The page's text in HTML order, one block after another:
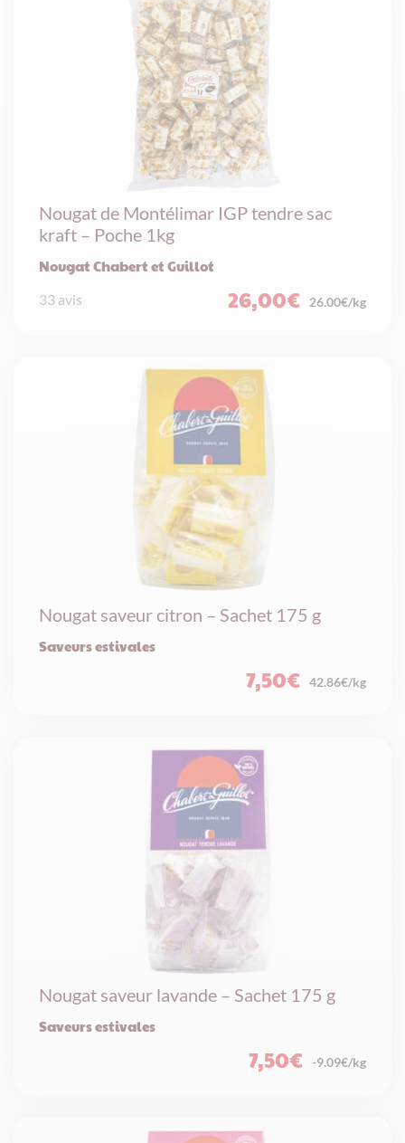
Nougat de Montélimar IGP tendre sac
kraft – Poche 1kg
Nougat Chabert et Guillot
26,00€ 26.00€/kg
33 avis
Nougat saveur citron – Sachet 175 g
Saveurs estivales
7,50€ 42.86€/kg
Nougat saveur lavande – Sachet 175 g
Saveurs estivales
7,50€ -9.09€/kg